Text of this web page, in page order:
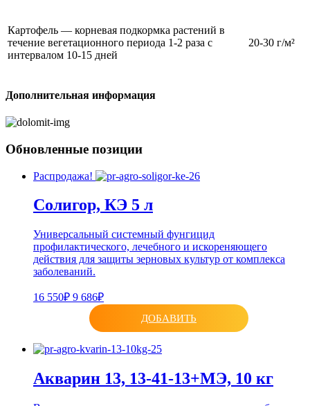
Картофель — корневая подкормка растений в
течение вегетационного периода 1-2 раза с
интервалом 10-15 дней
20-30 г/м²
Дополнительная информация
Обновленные позиции
Распродажа!
Солигор, КЭ 5 л
Универсальный системный фунгицид
профилактического, лечебного и искореняющего
действия для защиты зерновых культур от комплекса
заболеваний.
16 550₽ 9 686₽
ДОБАВИТЬ
Акварин 13, 13-41-13+МЭ, 10 кг